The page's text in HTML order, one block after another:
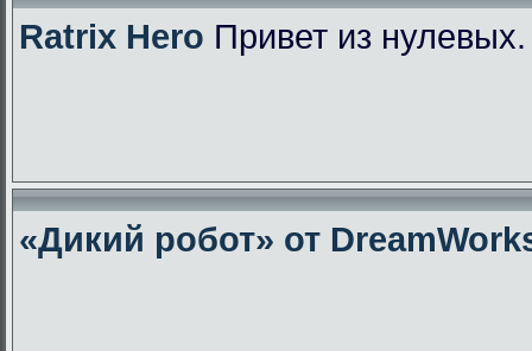
Ratrix Hero Привет из
«Дикий робот» от